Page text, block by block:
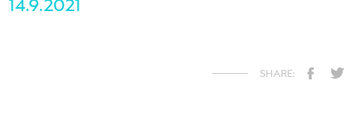
14.9.2021